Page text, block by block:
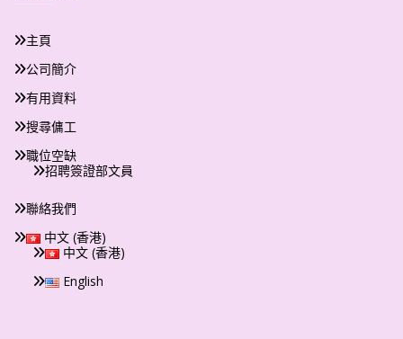
主頁
公司簡介
有用資料
搜尋傭工
職位空缺
招聘簽證部文員
聯絡我們
中文 (香港)
中文 (香港)
English